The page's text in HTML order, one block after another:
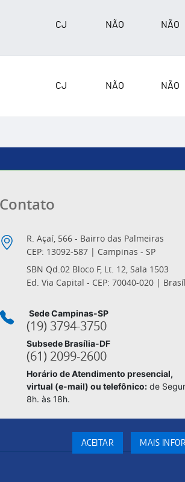
CJ NÃO NÃO
CJ NÃO NÃO
Contato
R. Açaí, 566 - Bairro das Palmeiras
CEP: 13092-587 | Campinas - SP
SBN Qd.02 Bloco F, Lt. 12, Sala 1503
Ed. Via Capital - CEP: 70040-020 |
Sede Campinas-SP
(19) 3794-3750
Subsede Brasília-DF
(61) 2099-2600
Horário de Atendimento presencial,
virtual (e-mail) ou telefônico: de
8h. às 18h.
ACEITAR MAIS